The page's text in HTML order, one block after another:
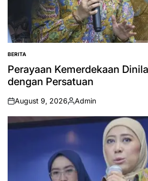
POSTED
IN
BERITA
Perayaan Kemerdekaan
dengan Persatuan
on
August 9, 2026
Posted
by
Admin